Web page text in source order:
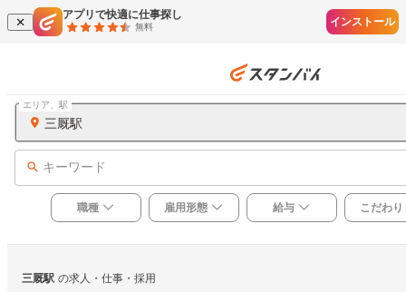
アプリで快適に仕事探し
無料 インストール
三厩駅
エリア、駅
キーワード
職種 雇用形態 給与 こだわり
三厩駅 の求人・仕事・採用